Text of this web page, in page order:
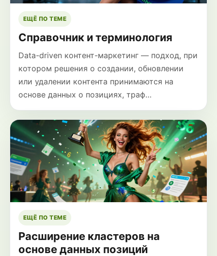
ЕЩЁ ПО ТЕМЕ
Справочник и терминология
Data-driven контент-маркетинг — подход, при
котором решения о создании, обновлении
или удалении контента принимаются на
основе данных о позициях, траф…
ЕЩЁ ПО ТЕМЕ
Расширение кластеров на
основе данных позиций